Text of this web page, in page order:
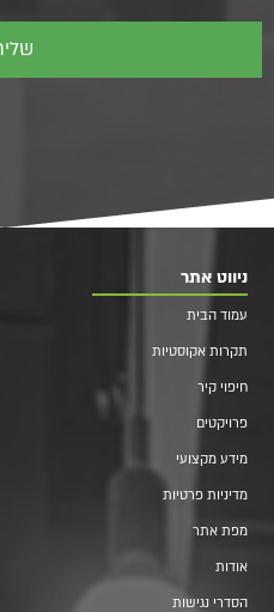
ניווט אתר
עמוד הבית
תקרות אקוסטיות
חיפוי קיר
פרויקטים
מידע מקצועי
מדיניות פרטיות
מפת אתר
אודות
הסדרי נגישות